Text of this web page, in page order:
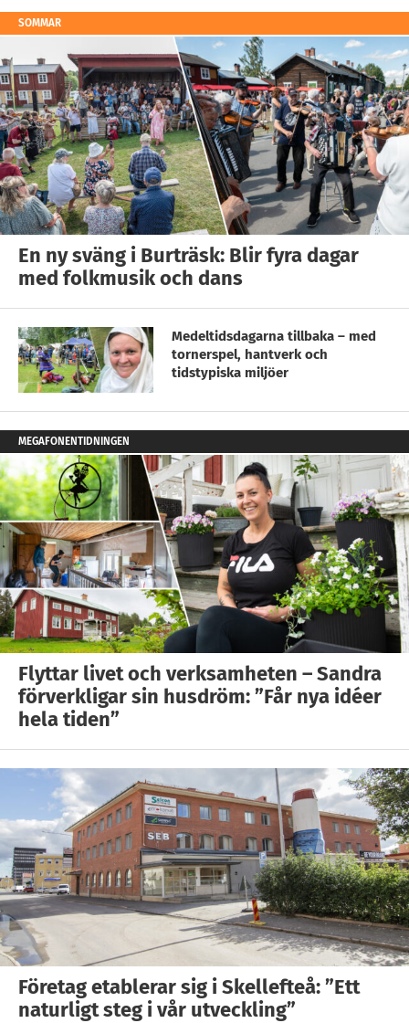
SOMMAR
En ny sväng i Burträsk: Blir fyra dagar
med folkmusik och dans
Medeltidsdagarna tillbaka – med
tornerspel, hantverk och
tidstypiska miljöer
MEGAFONENTIDNINGEN
Flyttar livet och verksamheten – Sandra
förverkligar sin husdröm: ”Får nya idéer
hela tiden”
Företag etablerar sig i Skellefteå: ”Ett
naturligt steg i vår utveckling”